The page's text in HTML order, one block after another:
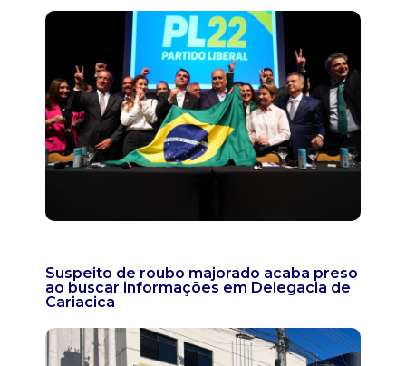
Suspeito de roubo majorado acaba preso
ao buscar informações em Delegacia de
Cariacica